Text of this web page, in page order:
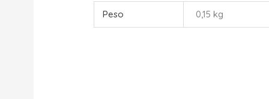
Peso 0,15 kg